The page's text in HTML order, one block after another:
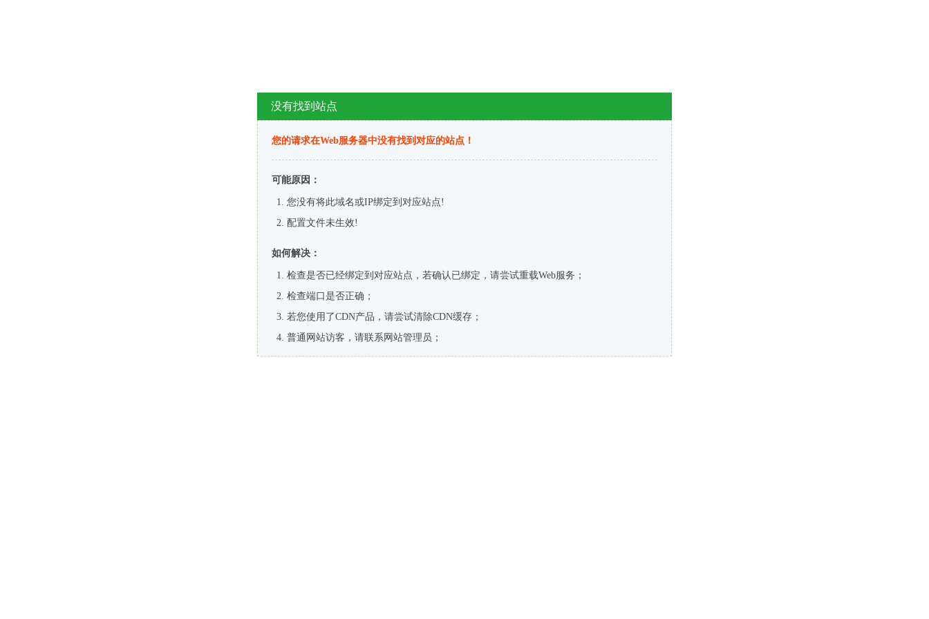
没有找到站点
您的请求在Web服务器中没有找到对应的站点！
可能原因：
您没有将此域名或IP绑定到对应站点!
配置文件未生效!
如何解决：
检查是否已经绑定到对应站点，若确认已绑定，请尝试重载Web服务；
检查端口是否正确；
若您使用了CDN产品，请尝试清除CDN缓存；
普通网站访客，请联系网站管理员；